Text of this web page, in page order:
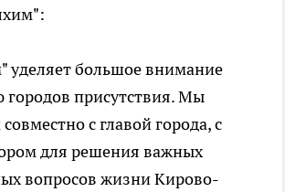
уделяет большое внимание
городов присутствия. Мы
с главой города, с
для решения важных
вопросов жизни Кирово-